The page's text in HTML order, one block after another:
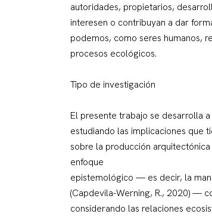
autoridades, propietarios,
interesen o contribuyan a dar
podemos, como seres humanos,
procesos ecológicos.
Tipo de investigación
El presente trabajo se desarrolla
estudiando las implicaciones que
sobre la producción
enfoque
epistemológico — es decir, la
(Capdevila-Werning, R., 2020) —
considerando las relaciones